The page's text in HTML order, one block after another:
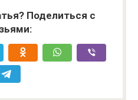
Поделиться с